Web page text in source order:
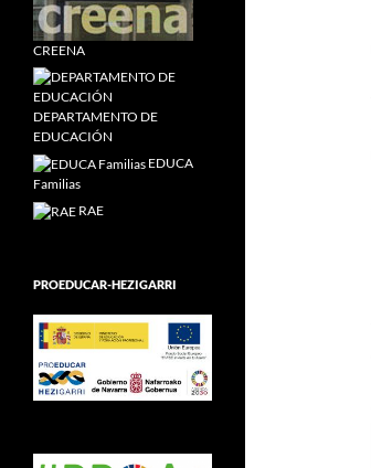
CREENA
DEPARTAMENTO DE
EDUCACIÓN
EDUCA
Familias
RAE
PROEDUCAR-HEZIGARRI